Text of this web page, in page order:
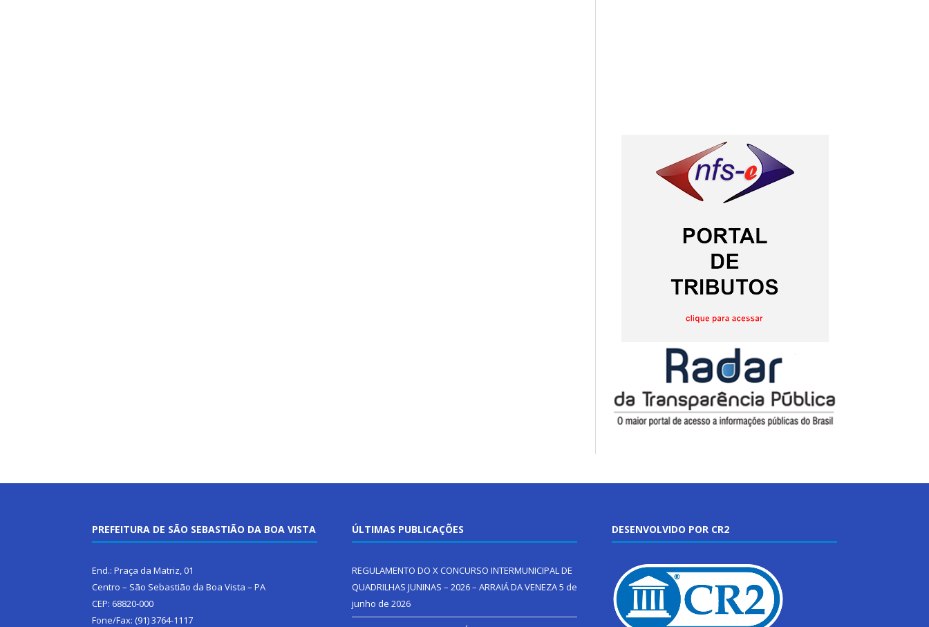
PREFEITURA DE SÃO SEBASTIÃO DA BOA VISTA
End.: Praça da Matriz, 01
Centro – São Sebastião da Boa Vista – PA
CEP: 68820-000
Fone/Fax: (91) 3764-1117
ÚLTIMAS PUBLICAÇÕES
REGULAMENTO DO X CONCURSO INTERMUNICIPAL DE
QUADRILHAS JUNINAS – 2026 – ARRAIÁ DA VENEZA5 de
junho de 2026
DESENVOLVIDO POR CR2